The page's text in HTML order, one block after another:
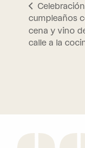
cumpleaños
cena y vino
calle a la